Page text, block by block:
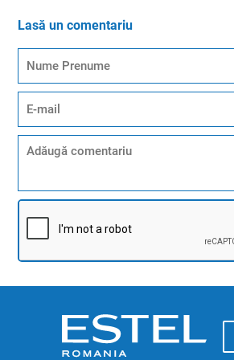
Lasă un comentariu